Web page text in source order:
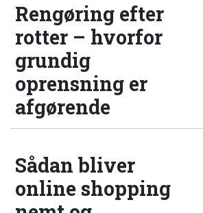
Rengøring efter
rotter – hvorfor
grundig
oprensning er
afgørende
Sådan bliver
online shopping